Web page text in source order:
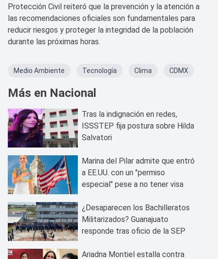
Protección Civil reiteró que la prevención y la atención a
las recomendaciones oficiales son fundamentales para
reducir riesgos y proteger la integridad de la población
durante las próximas horas.
Medio Ambiente Tecnología Clima CDMX
Más en Nacional
Tras la indignación en redes,
ISSSTEP fija postura sobre Hilda
Salvatori
Marina del Pilar admite que entró
a EE.UU. con un "permiso
especial" pese a no tener visa
¿Desaparecen los Bachilleratos
Militarizados? Guanajuato
responde tras oficio de la SEP
Ariadna Montiel estalla contra